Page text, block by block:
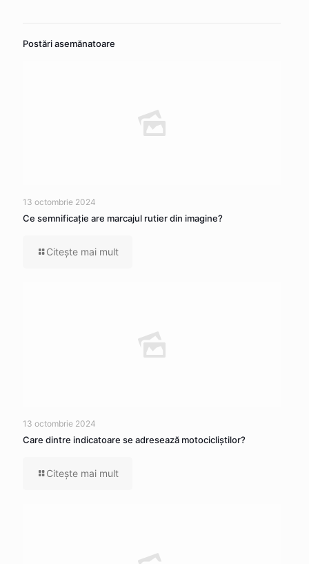
Postări asemănatoare
13 octombrie 2024
Ce semnificaţie are marcajul rutier din imagine?
Citeşte mai mult
13 octombrie 2024
Care dintre indicatoare se adresează motocicliştilor?
Citeşte mai mult